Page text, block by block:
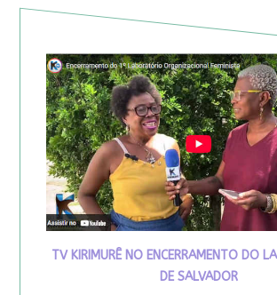
TV KIRIMURÊ NO ENCERRAMENTO DO
DE SALVADOR